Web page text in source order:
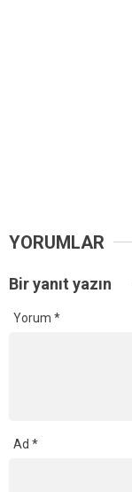
YORUMLAR
Bir yanıt yazın
Yorum *
Ad *